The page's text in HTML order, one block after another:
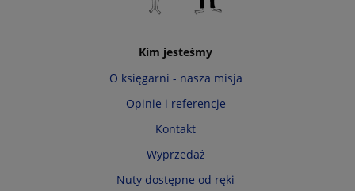
Kim jesteśmy
O księgarni - nasza misja
Opinie i referencje
Kontakt
Wyprzedaż
Nuty dostępne od ręki